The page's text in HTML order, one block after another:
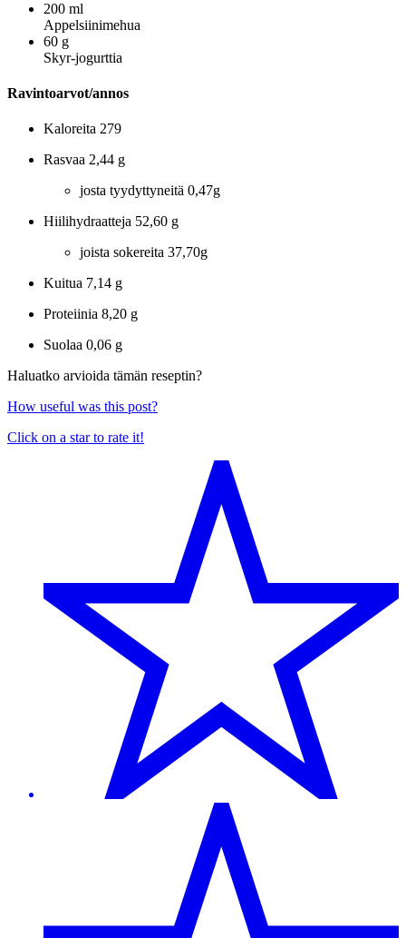
200 ml
Appelsiinimehua
60 g
Skyr-jogurttia
Ravintoarvot/annos
Kaloreita 279
Rasvaa 2,44 g
josta tyydyttyneitä 0,47g
Hiilihydraatteja 52,60 g
joista sokereita 37,70g
Kuitua 7,14 g
Proteiinia 8,20 g
Suolaa 0,06 g
Haluatko arvioida tämän reseptin?
How useful was this post?
Click on a star to rate it!